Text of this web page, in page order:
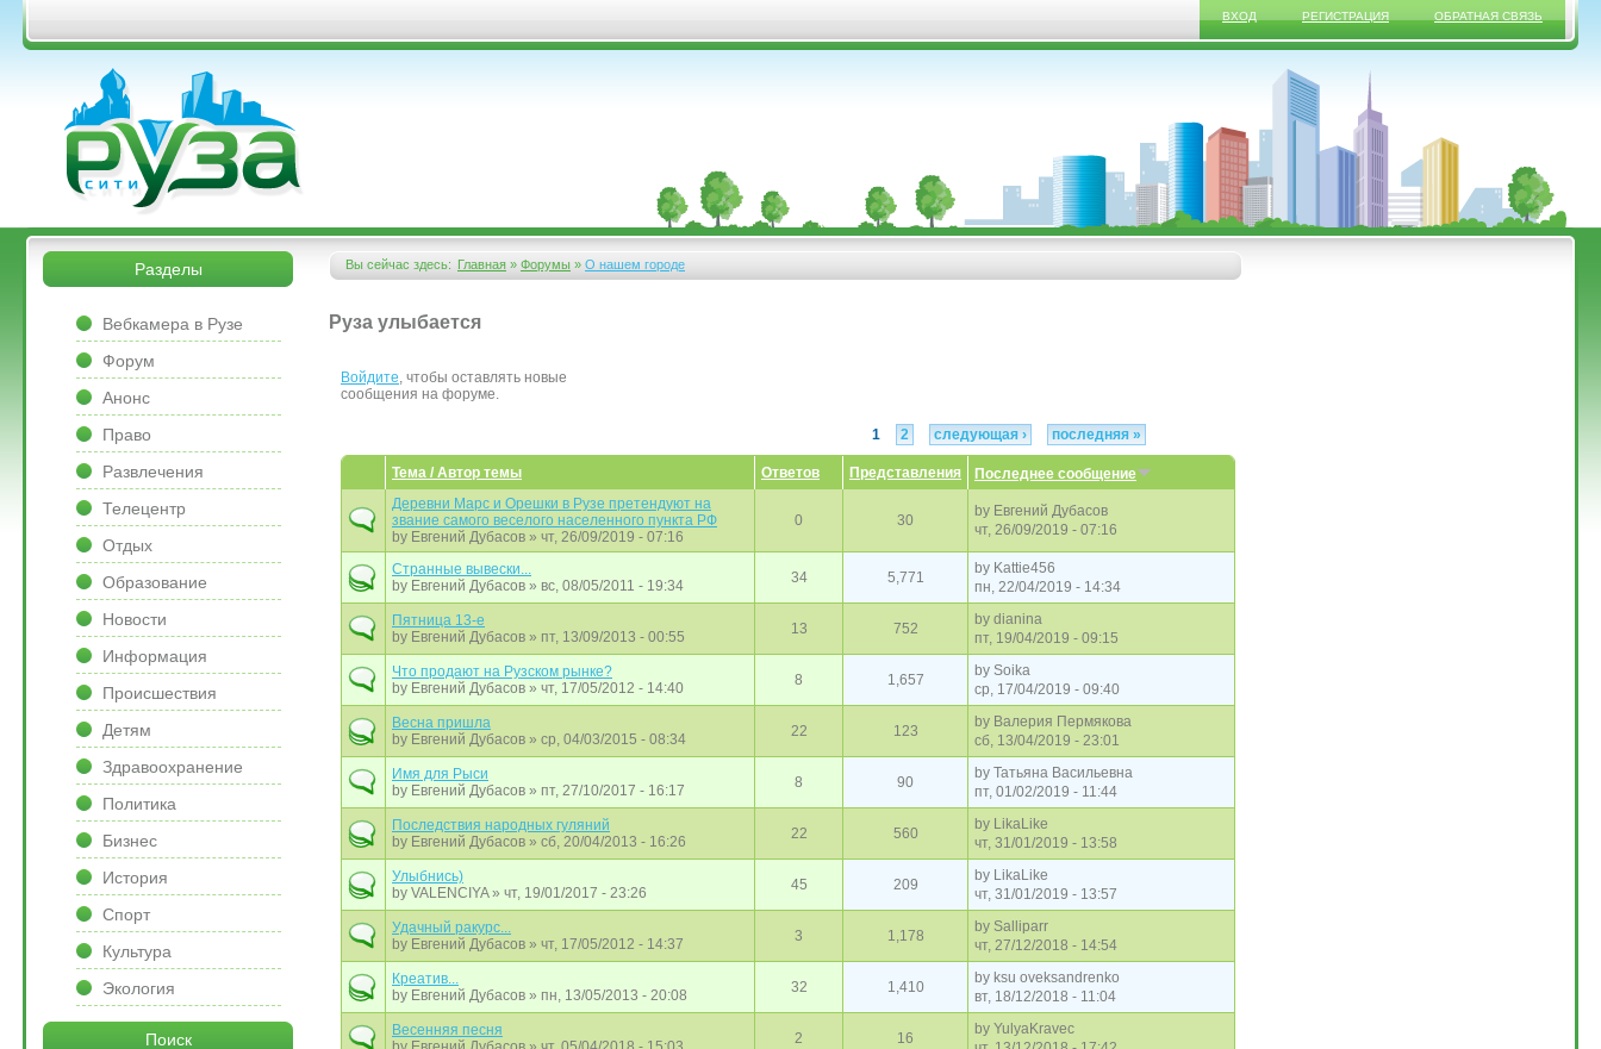
Перейти к основному содержанию ВХОД РЕГИСТРАЦИЯ ОБРАТНАЯ СВЯЗЬ
&bsps;
&bsps;
Вы сейчас здесь:
Вы здесь
Главная » Форумы » О нашем городе
Руза улыбается
Войдите, чтобы оставлять новые
сообщения на форуме.
Страницы
1 2 следующая › последняя »
Тема / Автор темы Ответов Представления
Последнее сообщение
Деревни Марс и Орешки в Рузе претендуют на
звание самого веселого населенного пункта РФ
by Евгений Дубасов » чт, 26/09/2019 - 07:16
0 30
by Евгений Дубасов
чт, 26/09/2019 - 07:16
Странные вывески...
by Евгений Дубасов » вс, 08/05/2011 - 19:34 34 5,771
by Kattie456
пн, 22/04/2019 - 14:34
Пятница 13-е
by Евгений Дубасов » пт, 13/09/2013 - 00:55 13 752
by dianina
пт, 19/04/2019 - 09:15
Что продают на Рузском рынке?
by Евгений Дубасов » чт, 17/05/2012 - 14:40 8 1,657
by Soika
ср, 17/04/2019 - 09:40
Весна пришла
by Евгений Дубасов » ср, 04/03/2015 - 08:34 22 123
by Валерия Пермякова
сб, 13/04/2019 - 23:01
Имя для Рыси
by Евгений Дубасов » пт, 27/10/2017 - 16:17 8 90
by Татьяна Васильевна
пт, 01/02/2019 - 11:44
Последствия народных гуляний
by Евгений Дубасов » сб, 20/04/2013 - 16:26 22 560
by LikaLike
чт, 31/01/2019 - 13:58
Улыбнись)
by VALENCIYA» чт, 19/01/2017 - 23:26 45 209
by LikaLike
чт, 31/01/2019 - 13:57
Удачный ракурс...
by Евгений Дубасов » чт, 17/05/2012 - 14:37 3 1,178
by Salliparr
чт, 27/12/2018 - 14:54
Креатив...
by Евгений Дубасов » пн, 13/05/2013 - 20:08 32 1,410
by ksu oveksandrenko
вт, 18/12/2018 - 11:04
Весенняя песня
2 16
by YulyaKravec
Разделы
Вебкамера в Рузе
Форум
Анонс
Право
Развлечения
Телецентр
Отдых
Образование
Новости
Информация
Происшествия
Детям
Здравоохранение
Политика
Бизнес
История
Спорт
Культура
Экология
Поиск